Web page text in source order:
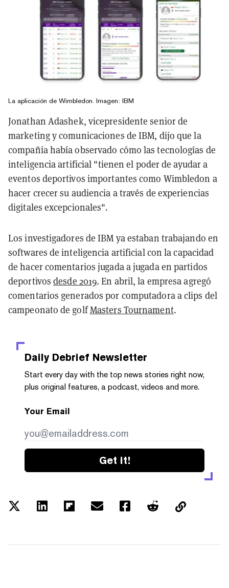
La aplicación de Wimbledon. Imagen: IBM
Jonathan Adashek, vicepresidente senior de
marketing y comunicaciones de IBM, dijo que la
compañía había observado cómo las tecnologías de
inteligencia artificial "tienen el poder de ayudar a
eventos deportivos importantes como Wimbledon a
hacer crecer su audiencia a través de experiencias
digitales excepcionales".
Los investigadores de IBM ya estaban trabajando en
softwares de inteligencia artificial con la capacidad
de hacer comentarios jugada a jugada en partidos
deportivosdesde 2019. En abril, la empresa agregó
comentarios generados por computadora a clips del
campeonato de golfMasters Tournament.
Daily Debrief Newsletter
Start every day with the top news stories right now,
plus original features, a podcast, videos and more.
Your Email
Get it!